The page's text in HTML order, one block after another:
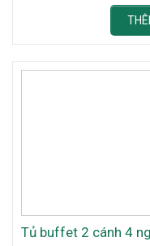
Tủ buffet 2 cánh 4